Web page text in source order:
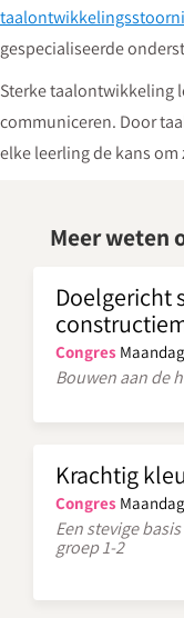
gespecialiseerde
Sterke taalontwikkeling
communiceren. Door
elke leerling de kans
Meer weten
Doelgericht
Congres
Bouwen aan de
Krachtig
Congres
Een stevige
groep 1-2